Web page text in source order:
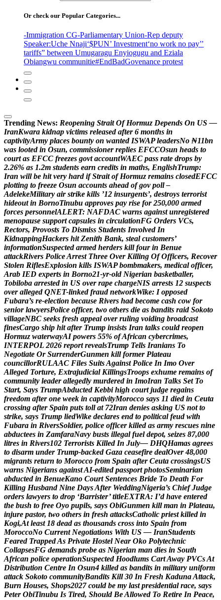
Or check our Popular Categories...
-Immigration CG-Parliamentary Union-Rep deputy
Speaker:Uche Nnaji‘$PUN’ Investment‘no work no pay’’
tariffs” between Umugaragu Enyiogugu and Eziala
Obiangwu communitie#EndBadGovenance protest
Trending News: Reopening Strait Of Hormuz Depends On US —
IranKwara kidnap victims released after 6 months in
captivityArmy places bounty on wanted ISWAP leadersNo ₦11bn
was looted in Osun, commissioner replies EFCCOsun heads to
court as EFCC freezes govt accountWAEC pass rate drops by
2.26% as 1.2m students earn credits in maths, EnglishTrump:
Iran will be hit very hard if Strait of Hormuz remains closedEFCC
plotting to freeze Osun accounts ahead of gov poll –
AdelekeMilitary air strike kills ’12 insurgents’, destroys terrorist
hideout in BornoTinubu approves pay rise for 250,000 armed
forces personnelALERT: NAFDAC warns against unregistered
menopause support capsules in circulationFG Orders VCs,
Rectors, Provosts To Dismiss Students Involved In
KidnappingHackers hit Zenith Bank, steal customers’
informationSuspected armed herders kill four in Benue
attackRivers PoliceArrest Three Over Killing Of Officers, Recover
Stolen RiflesExplosion kills ISWAP bombmakers, medical officer,
Arab IED experts in Borno21-yr-old Nigerian basketballer,
Tobiloba arrested in US over rape chargeNIS arrests 12 suspects
over alleged QNET-linked fraud networkWike: I opposed
Fubara’s re-election because Rivers had become cash cow for
senior lawyersPolice officer, two others die as bandits raid Sokoto
villageNBC seeks fresh appeal over ruling voiding broadcast
finesCargo ship hit after Trump insists Iran talks could reopen
Hormuz waterwayAI powers 55% ofAfrican cybercrimes,
INTERPOL 2026 report revealsTrump Tells Iranians To
Negotiate Or SurrenderGunmen kill former Plateau
councillorRULAAC Files SuitsAgainst Police In Imo Over
Alleged Torture, Extrajudicial KillingsTroops exhume remains of
community leader allegedly murdered in ImoIran Talks Set To
Start, Says TrumpAbducted Kebbi high court judge regains
freedom after one week in captivityMorocco says 11 died in Ceuta
crossing after Spain puts toll at 72Iran denies asking US not to
strike, says Trump liedWike declares end to political feud with
Fubara in RiversSoldier, police officer killed as army rescues nine
abductees in ZamfaraNavy busts illegal fuel depot, seizes 87,000
litres in Rivers102 Terrorists Killed In July— DHQHamas agrees
to disarm under Trump-backed Gaza ceasefire dealOver 48,000
migrants return to Morocco from Spain after Ceuta crossingsUS
warns Nigerians againstAI-edited passport photosSeminarian
abducted in BenueKano Court Sentences Bride To Death For
Killing Husband Nine DaysAfter WeddingNigeria’s Chief Judge
orders lawyers to drop ‘Barrister’ titleEXTRA: I’d have entered
the bush to free Oyo pupils, says ObiGunmen kill man in Plateau,
injure pastor, two others in fresh attacksCatholic priest killed in
Kogi,At least 18 dead as thousands cross into Spain from
MoroccoNo Current Negotiations With US — IranStudents
Feared TrappedAs Private Hostel Near Oko Polytechnic
CollapsesFG demands probe as Nigerian man dies in South
African police operationSuspected Hoodlums CartAway PVCsAt
Distribution Centre In Osun4 killed as bandits in military uniform
attack Sokoto communityBandits Kill 30 In Fresh KadunaAttack,
Burn Houses, Shops2027 could be my last presidential race, says
Peter ObiTinubu Is Tired, Should BeAllowed To Retire In Peace,